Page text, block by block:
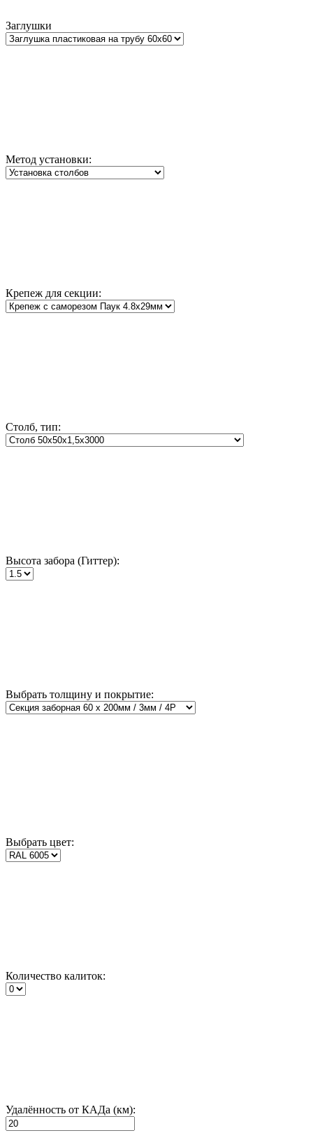
Заглушки
Метод установки:
Крепеж для секции:
Столб, тип:
Высота забора (Гиттер):
Выбрать толщину и покрытие:
Выбрать цвет:
Количество калиток:
Удалённость от КАДа (км):